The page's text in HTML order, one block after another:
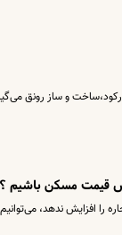
رکود،‌ساخت و ساز رونق
قیمت مسکن باشیم ؟
افزایش ندهد،